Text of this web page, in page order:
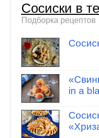
Сосиски в
Подборка рецептов
in a